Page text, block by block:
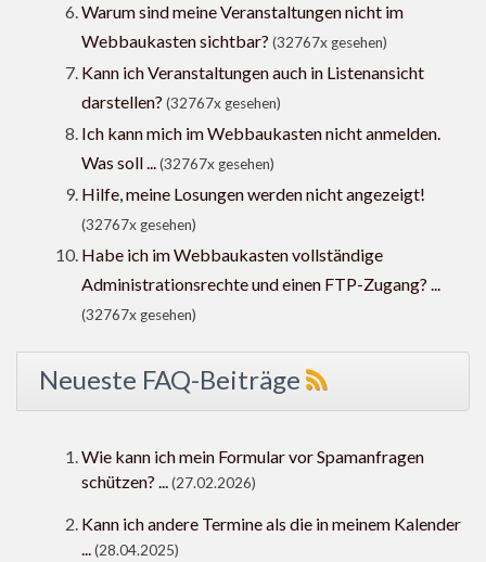
Warum sind meine Veranstaltungen nicht im
Webbaukasten sichtbar? (32767x gesehen)
Kann ich Veranstaltungen auch in Listenansicht
darstellen? (32767x gesehen)
Ich kann mich im Webbaukasten nicht anmelden.
Was soll ...(32767x gesehen)
Hilfe, meine Losungen werden nicht angezeigt!
(32767x gesehen)
Habe ich im Webbaukasten vollständige
Administrationsrechte und einen FTP-Zugang? ...
(32767x gesehen)
Neueste FAQ-Beiträge
Wie kann ich mein Formular vor Spamanfragen
schützen? ...(27.02.2026)
Kann ich andere Termine als die in meinem Kalender
...(28.04.2025)